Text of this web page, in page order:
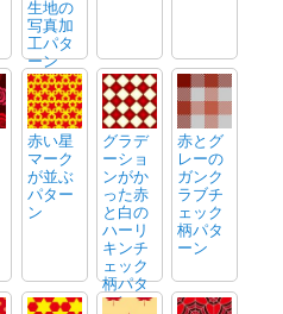
生地の
写真加
工パタ
ーン
赤い星
マーク
が並ぶ
パター
ン
グラデ
ーショ
ンがか
った赤
と白の
ハーリ
キンチ
ェック
柄パタ
ーン
赤とグ
レーの
ガンク
ラブチ
ェック
柄パタ
ーン